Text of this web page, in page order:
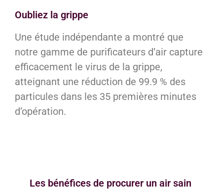
Oubliez la grippe
Une étude indépendante a montré que
notre gamme de purificateurs d’air capture
efficacement le virus de la grippe,
atteignant une réduction de 99.9 % des
particules dans les 35 premières minutes
d’opération.
Les bénéfices de procurer un air sain